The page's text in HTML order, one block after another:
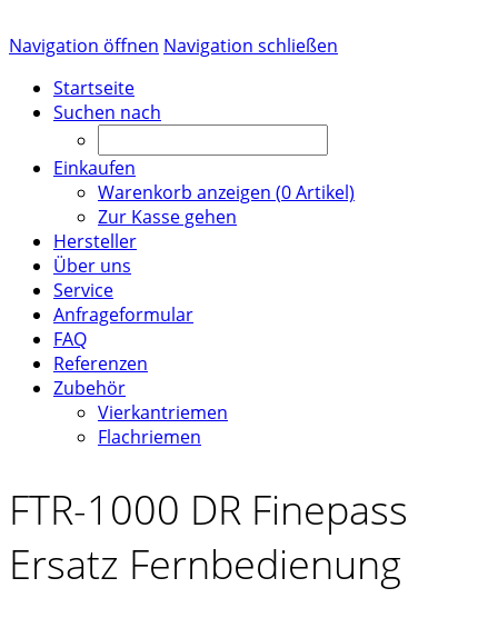
Navigation öffnen Navigation schließen
Startseite
Suchen nach
Einkaufen
Warenkorb anzeigen (0Artikel)
Zur Kasse gehen
Hersteller
Über uns
Service
Anfrageformular
FAQ
Referenzen
Zubehör
Vierkantriemen
Flachriemen
FTR-1000 DR Finepass
Ersatz Fernbedienung